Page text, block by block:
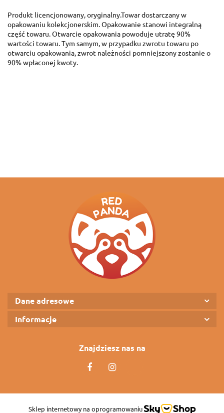
Produkt licencjonowany, oryginalny.Towar dostarczany w
opakowaniu kolekcjonerskim. Opakowanie stanowi integralną
część towaru. Otwarcie opakowania powoduje utratę 90%
wartości towaru. Tym samym, w przypadku zwrotu towaru po
otwarciu opakowania, zwrot należności pomniejszony zostanie o
90% wpłaconej kwoty.
Dane adresowe
Informacje
Znajdziesz nas na
Sklep internetowy na oprogramowaniu